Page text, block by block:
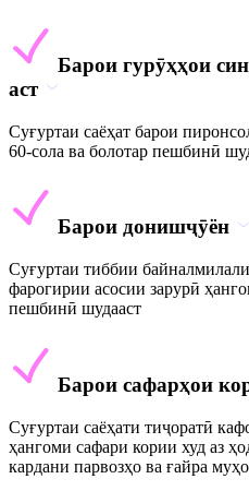
Барои гурӯҳҳои
аст
Суғуртаи саёҳат барои
60-сола ва болотар пешбинӣ
Барои донишҷӯён
Суғуртаи тиббии
фарогирии асосии зарурӣ
пешбинӣ шудааст
Барои сафарҳои
Суғуртаи саёҳати тиҷоратӣ
ҳангоми сафари кории худ аз
кардани парвозҳо ва ғайра